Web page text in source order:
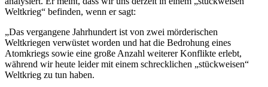
Weltkrieg“ befinden, wenn er sagt:
„Das vergangene Jahrhundert ist von zwei mörderischen
Weltkriegen verwüstet worden und hat die Bedrohung eines
Atomkriegs sowie eine große Anzahl weiterer Konflikte erlebt,
während wir heute leider mit einem schrecklichen „stückweisen“
Weltkrieg zu tun haben.